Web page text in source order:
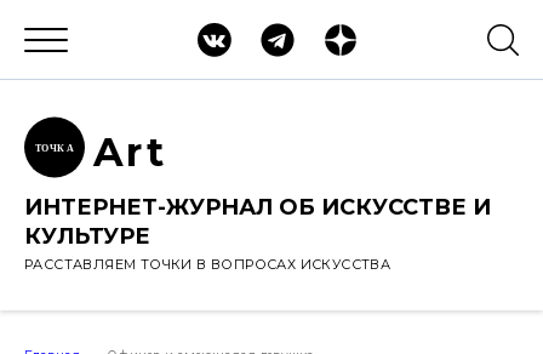
ТОЧК А Art
ИНТЕРНЕТ-ЖУРНАЛ ОБ ИСКУССТВЕ И
КУЛЬТУРЕ
РАССТАВЛЯЕМ ТОЧКИ В ВОПРОСАХ ИСКУССТВА